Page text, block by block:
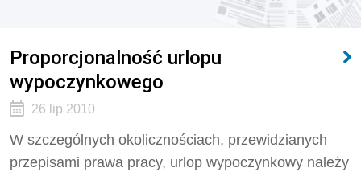
Proporcjonalność urlopu
wypoczynkowego
26 lip 2010
W szczególnych okolicznościach, przewidzianych
przepisami prawa pracy, urlop wypoczynkowy należy